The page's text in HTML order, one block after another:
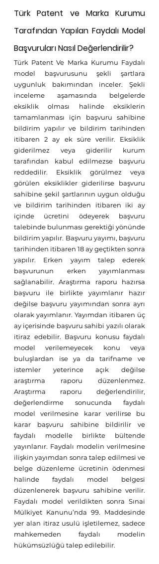
Türk Patent ve Marka Kurumu
Tarafından Yapılan Faydalı Model
Başvuruları Nasıl Değerlendirilir?
Türk Patent Ve Marka Kurumu Faydalı
model başvurusunu şekli şartlara
uygunluk bakımından inceler. Şekli
inceleme aşamasında belgelerde
eksiklik olması halinde eksiklerin
tamamlanması için başvuru sahibine
bildirim yapılır ve bildirim tarihinden
itibaren 2 ay ek süre verilir. Eksiklik
giderilmez veya giderilir kurum
tarafından kabul edilmezse başvuru
reddedilir. Eksiklik görülmez veya
görülen eksiklikler giderilirse başvuru
sahibine şekil şartlarının uygun olduğu
ve bildirim tarihinden itibaren iki ay
içinde ücretini ödeyerek başvuru
talebinde bulunması gerektiği yönünde
bildirim yapılır. Başvuru yayımı, başvuru
tarihinden itibaren 18 ay geçtikten sonra
yapılır. Erken yayım talep ederek
başvurunun erken yayımlanması
sağlanabilir. Araştırma raporu hazırsa
başvuru ile birlikte yayımlanır hazır
değilse başvuru yayımından sonra ayrı
olarak yayımlanır. Yayımdan itibaren üç
ay içerisinde başvuru sahibi yazılı olarak
itiraz edebilir. Başvuru konusu faydalı
model verilemeyecek konu veya
buluşlardan ise ya da tarifname ve
istemler yeterince açık değilse
araştırma raporu düzenlenmez.
Araştırma raporu değerlendirilir,
değerlendirme sonucunda faydalı
model verilmesine karar verilirse bu
karar başvuru sahibine bildirilir ve
faydalı modelle birlikte bültende
yayınlanır. Faydalı modelin verilmesine
ilişkin yayımdan sonra talep edilmesi ve
belge düzenleme ücretinin ödenmesi
halinde faydalı model belgesi
düzenlenerek başvuru sahibine verilir.
Faydalı model verildikten sonra Sınai
Mülkiyet Kanunu’nda 99. Maddesinde
yer alan itiraz usulü işletilemez, sadece
mahkemeden faydalı modelin
hükümsüzlüğü talep edilebilir.